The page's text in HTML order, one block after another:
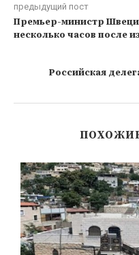
предыдущий пост
Премьер-министр
несколько часов после
Российская